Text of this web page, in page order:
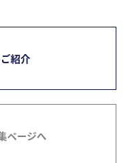
紹介
ページへ